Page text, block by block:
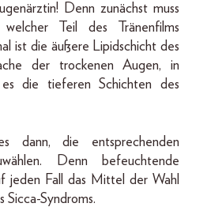
Denn zunächst muss
Teil des Tränenfilms
ist die äußere Lipidschicht des
der trockenen Augen, in
die tieferen Schichten des
dann, die entsprechenden
Denn befeuchtende
jeden Fall das Mittel der Wahl
Sicca-Syndroms.